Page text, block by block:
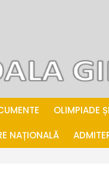
OLIMPIADE
NAȚIONALĂ